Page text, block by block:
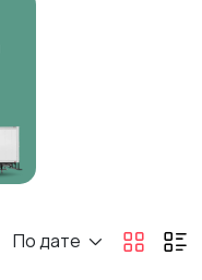
По дате